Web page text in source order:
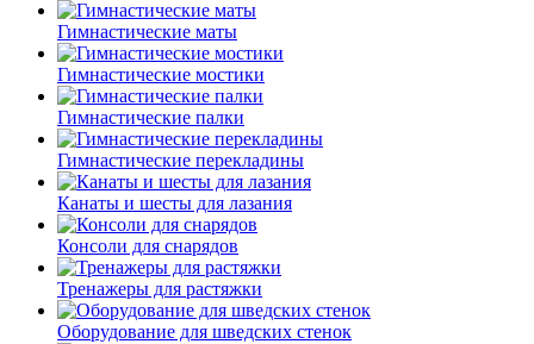
Гимнастические маты
Гимнастические мостики
Гимнастические палки
Гимнастические перекладины
Канаты и шесты для лазания
Консоли для снарядов
Тренажеры для растяжки
Оборудование для шведских стенок